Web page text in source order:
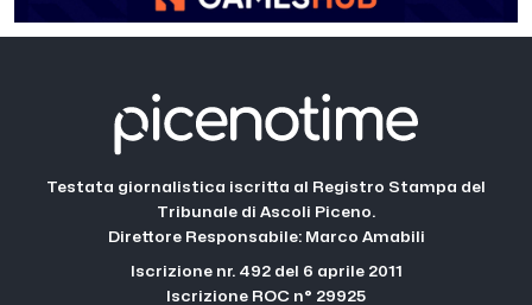
Testata giornalistica iscritta al Registro Stampa del
Tribunale di Ascoli Piceno.
Direttore Responsabile: Marco Amabili
Iscrizione nr. 492 del 6 aprile 2011
Iscrizione ROC n° 29925